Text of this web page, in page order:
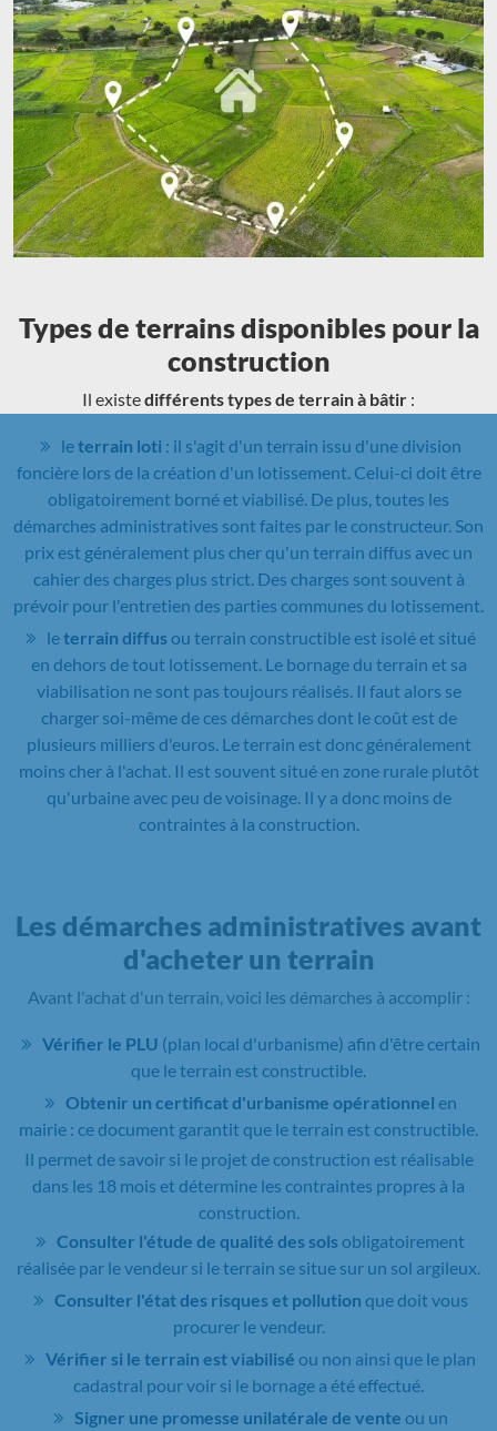
Types de terrains disponibles pour la
construction
Il existedifférents types de terrain à bâtir :
leterrain loti : il s'agit d'un terrain issu d'une division
foncière lors de la création d'un lotissement. Celui-ci doit être
obligatoirement borné et viabilisé. De plus, toutes les
démarches administratives sont faites par le constructeur. Son
prix est généralement plus cher qu'un terrain diffus avec un
cahier des charges plus strict. Des charges sont souvent à
prévoir pour l'entretien des parties communes du lotissement.
leterrain diffusou terrain constructible est isolé et situé
en dehors de tout lotissement. Le bornage du terrain et sa
viabilisation ne sont pas toujours réalisés. Il faut alors se
charger soi-même de ces démarches dont le coût est de
plusieurs milliers d'euros. Le terrain est donc généralement
moins cher à l'achat. Il est souvent situé en zone rurale plutôt
qu'urbaine avec peu de voisinage. Il y a donc moins de
contraintes à la construction.
Les démarches administratives avant
d'acheter un terrain
Avant l'achat d'un terrain, voici les démarches à accomplir :
Vérifier le PLU (plan local d'urbanisme) afin d'être certain
que le terrain est constructible.
Obtenir un certificat d'urbanisme opérationnel en
mairie : ce document garantit que le terrain est constructible.
Il permet de savoir si le projet de construction est réalisable
dans les 18 mois et détermine les contraintes propres à la
construction.
Consulter l'étude de qualité des sols obligatoirement
réalisée par le vendeur si le terrain se situe sur un sol argileux.
Consulter l'état des risques et pollution que doit vous
procurer le vendeur.
Vérifier si le terrain est viabilisé ou non ainsi que le plan
cadastral pour voir si le bornage a été effectué.
Signer une promesse unilatérale de vente ou un